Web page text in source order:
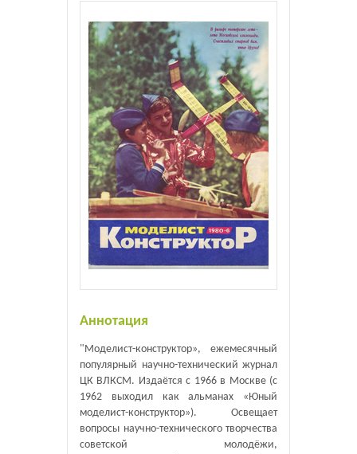
Аннотация
"Моделист-конструктор», ежемесячный
популярный научно-технический журнал
ЦК ВЛКСМ. Издаётся с 1966 в Москве (с
1962 выходил как альманах «Юный
моделист-конструктор»). Освещает
вопросы научно-технического творчества
советской молодёжи,